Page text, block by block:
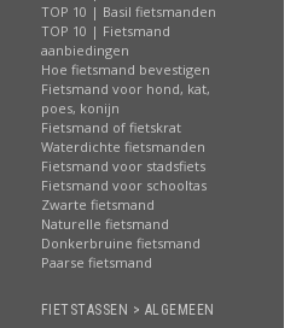
TOP 10 | Basil fietsmanden
TOP 10 | Fietsmand
aanbiedingen
Hoe fietsmand bevestigen
Fietsmand voor hond, kat,
poes, konijn
Fietsmand of fietskrat
Waterdichte fietsmanden
Fietsmand voor stadsfiets
Fietsmand voor schooltas
Zwarte fietsmand
Naturelle fietsmand
Donkerbruine fietsmand
Paarse fietsmand
FIETSTASSEN > ALGEMEEN